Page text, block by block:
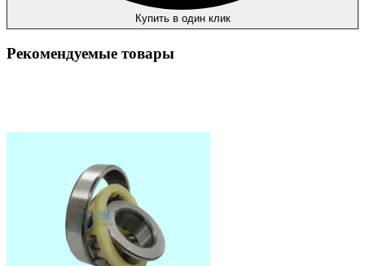
Купить в один клик
Рекомендуемые товары